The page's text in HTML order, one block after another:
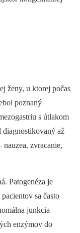
ženy, u ktorej počas
poznaný
s útlakom
až
zvracanie,
Patogenéza je
sa často
junkcia
enzýmov do